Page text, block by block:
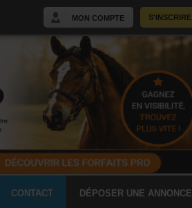
S'INSCRIRE
MON COMPTE
CONTACT DÉPOSER UNE ANNONCE